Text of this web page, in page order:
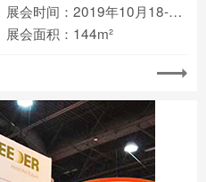
展会时间：2019年10月18-21日
展会面积：144m²